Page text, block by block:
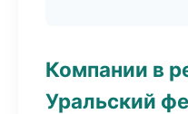
Компании в
Уральский